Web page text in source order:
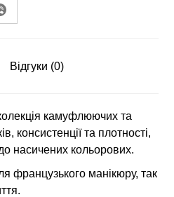
Відгуки (0)
камуфлюючих та
консистенції та плотності,
насичених кольорових.
французького манікюру, так